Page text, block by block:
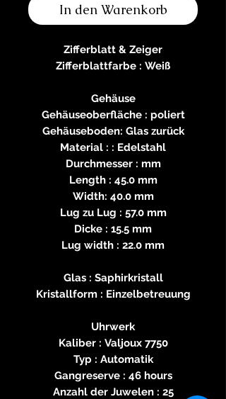
In den Warenkorb
Zifferblatt & Zeiger
Zifferblattfarbe : Weiß
Gehäuse
Gehäuseoberfläche : poliert
Gehäuseboden: Glas zurück
Material : : Edelstahl
Durchmesser : mm
Length : 45.0 mm
Width: 40.0 mm
Lug zu Lug : 57.0 mm
Dicke : 15.5 mm
Lug width : 22.0 mm
Glas : Saphirkristall
Kristallform : Einzelbetreuung
Uhrwerk
Kaliber : Valjoux 7750
Typ : Automatik
Gangreserve : 46 hours
Anzahl der Juwelen : 25